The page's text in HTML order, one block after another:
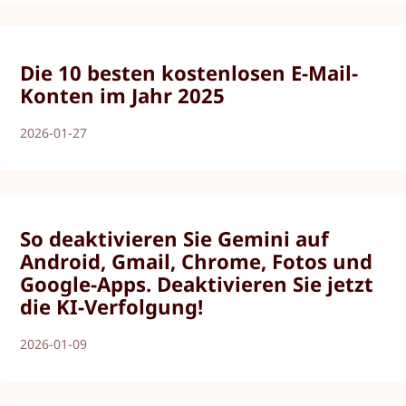
Die 10 besten kostenlosen E-Mail-
Konten im Jahr 2025
2026-01-27
So deaktivieren Sie Gemini auf
Android, Gmail, Chrome, Fotos und
Google-Apps. Deaktivieren Sie jetzt
die KI-Verfolgung!
2026-01-09